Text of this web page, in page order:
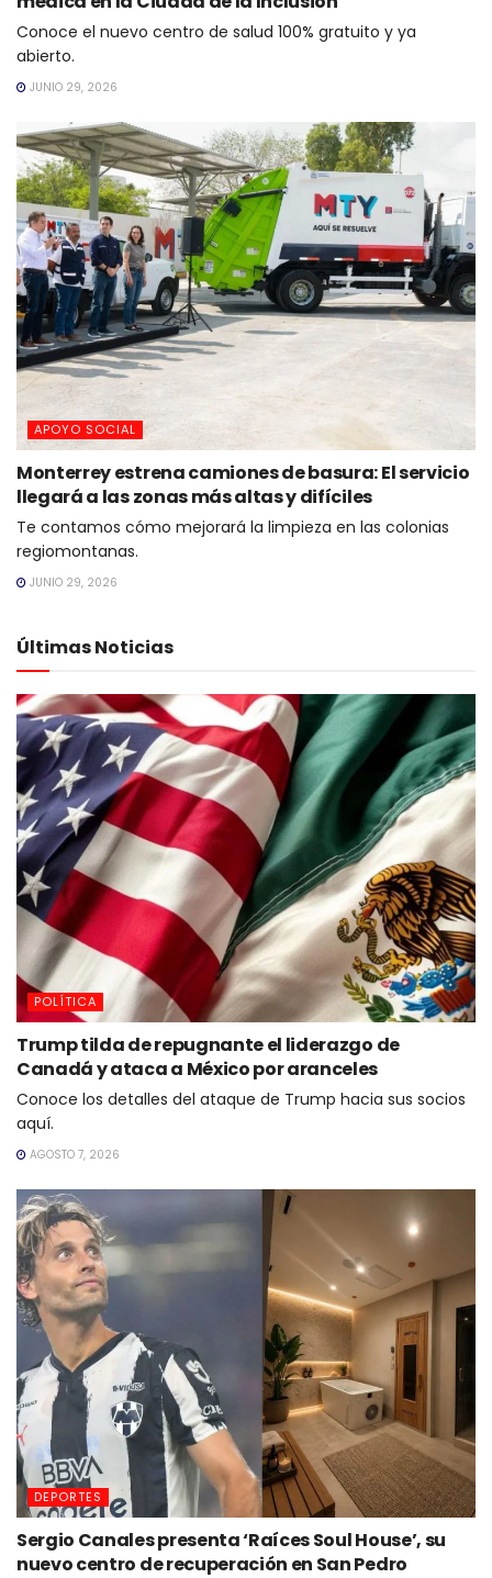
Conoce el nuevo centro de salud 100% gratuito y ya
abierto.
JUNIO 29, 2026
APOYO SOCIAL
Monterrey estrena camiones de basura: El servicio
llegará a las zonas más altas y difíciles
Te contamos cómo mejorará la limpieza en las colonias
regiomontanas.
JUNIO 29, 2026
Últimas Noticias
POLÍTICA
Trump tilda de repugnante el liderazgo de
Canadá y ataca a México por aranceles
Conoce los detalles del ataque de Trump hacia sus socios
aquí.
AGOSTO 7, 2026
DEPORTES
Sergio Canales presenta ‘Raíces Soul House’, su
nuevo centro de recuperación en San Pedro